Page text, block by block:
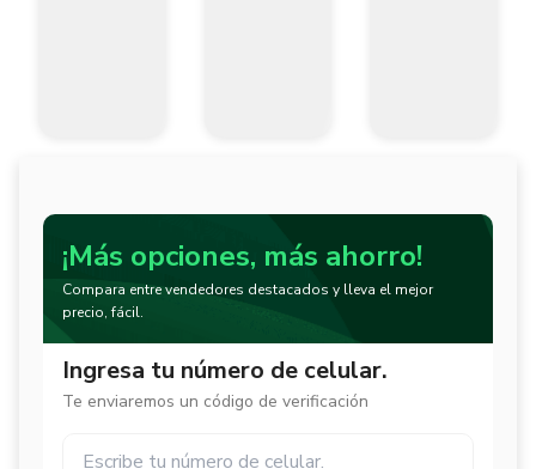
¡Más opciones, más ahorro!
Compara entre vendedores destacados y lleva el mejor
precio, fácil.
Ingresa tu número de celular.
Te enviaremos un código de verificación